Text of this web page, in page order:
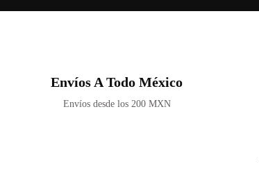
Envíos A Todo México
Envíos desde los 200 MXN